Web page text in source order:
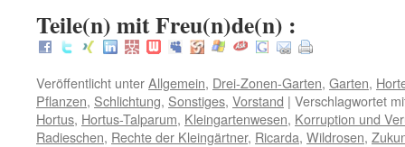
Teile(n) mit Freu(n)de(n) :
Veröffentlicht unterAllgemein, Drei-Zonen-Garten, Garten,
Pflanzen, Schlichtung, Sonstiges, Vorstand | Verschlagwortet
Hortus, Hortus-Talparum, Kleingartenwesen, Korruption und
Radieschen, Rechte der Kleingärtner, Ricarda, Wildrosen,